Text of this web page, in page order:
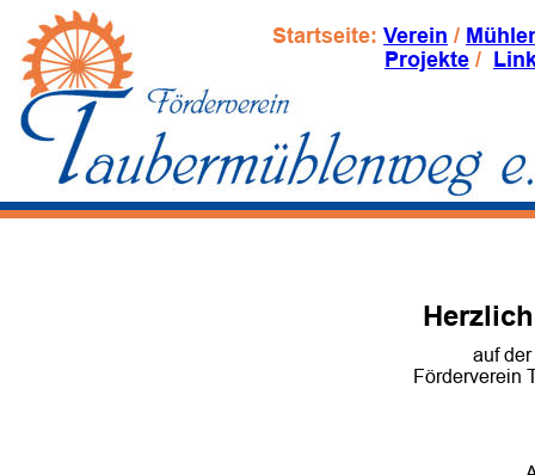
auf
Förderverein
Startseite: Verein /
Projekte /